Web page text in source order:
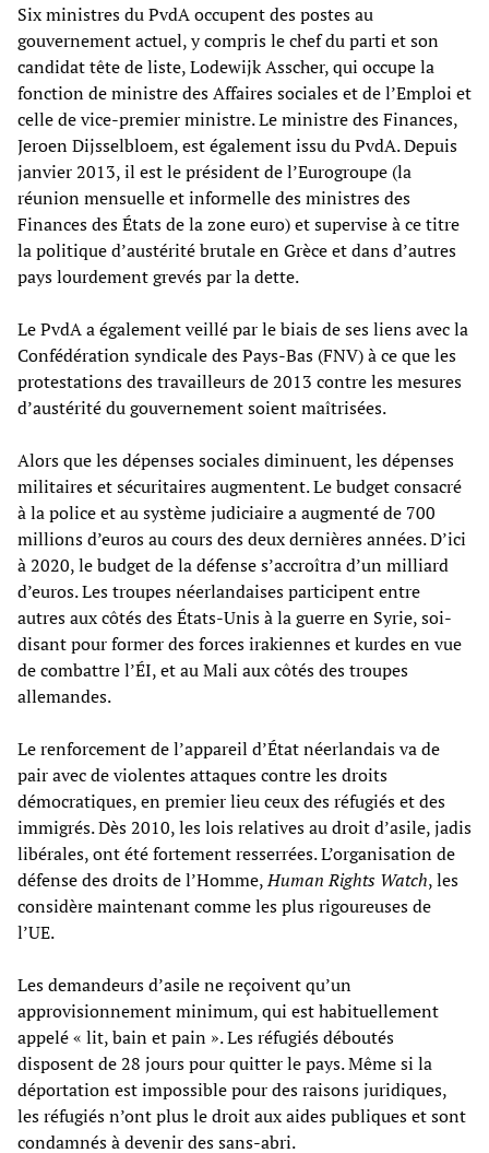
Six ministres du PvdA occupent des postes au
gouvernement actuel, y compris le chef du parti et son
candidat tête de liste, Lodewijk Asscher, qui occupe la
fonction de ministre des Affaires sociales et de l’Emploi et
celle de vice-premier ministre. Le ministre des Finances,
Jeroen Dijsselbloem, est également issu du PvdA. Depuis
janvier 2013, il est le président de l’Eurogroupe (la
réunion mensuelle et informelle des ministres des
Finances des États de la zone euro) et supervise à ce titre
la politique d’austérité brutale en Grèce et dans d’autres
pays lourdement grevés par la dette.
Le PvdA a également veillé par le biais de ses liens avec la
Confédération syndicale des Pays-Bas (FNV) à ce que les
protestations des travailleurs de 2013 contre les mesures
d’austérité du gouvernement soient maîtrisées.
Alors que les dépenses sociales diminuent, les dépenses
militaires et sécuritaires augmentent. Le budget consacré
à la police et au système judiciaire a augmenté de 700
millions d’euros au cours des deux dernières années. D’ici
à 2020, le budget de la défense s’accroîtra d’un milliard
d’euros. Les troupes néerlandaises participent entre
autres aux côtés des États-Unis à la guerre en Syrie, soi-
disant pour former des forces irakiennes et kurdes en vue
de combattre l’ÉI, et au Mali aux côtés des troupes
allemandes.
Le renforcement de l’appareil d’État néerlandais va de
pair avec de violentes attaques contre les droits
démocratiques, en premier lieu ceux des réfugiés et des
immigrés. Dès 2010, les lois relatives au droit d’asile, jadis
libérales, ont été fortement resserrées. L’organisation de
défense des droits de l’Homme,Human Rights Watch, les
considère maintenant comme les plus rigoureuses de
l’UE.
Les demandeurs d’asile ne reçoivent qu’un
approvisionnement minimum, qui est habituellement
appelé « lit, bain et pain ». Les réfugiés déboutés
disposent de 28 jours pour quitter le pays. Même si la
déportation est impossible pour des raisons juridiques,
les réfugiés n’ont plus le droit aux aides publiques et sont
condamnés à devenir des sans-abri.